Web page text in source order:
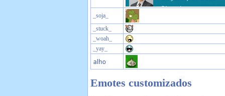
_soja_
_stuck_
_woah_
_yay_
Emotes customizados